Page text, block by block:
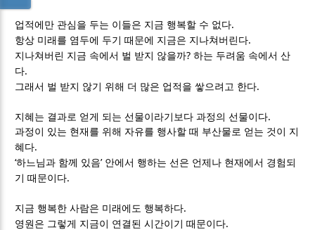
업적에만 관심을 두는 이들은 지금 행복할 수 없다.
항상 미래를 염두에 두기 때문에 지금은 지나쳐버린다.
지나쳐버린 지금 속에서 벌 받지 않을까?하는 두려움 속에서 산
다.
그래서 벌 받지 않기 위해 더 많은 업적을 쌓으려고 한다.
지혜는 결과로 얻게 되는 선물이라기보다 과정의 선물이다.
과정이 있는 현재를 위해 자유를 행사할 때 부산물로 얻는 것이 지
혜다.
‘하느님과 함께 있음’ 안에서 행하는 선은 언제나 현재에서 경험되
기 때문이다.
지금 행복한 사람은 미래에도 행복하다.
영원은 그렇게 지금이 연결된 시간이기 때문이다.